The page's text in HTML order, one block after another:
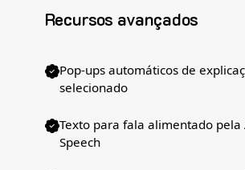
Recursos avançados
Pop-ups automáticos de
selecionado
Texto para fala alimentado pela
Speech